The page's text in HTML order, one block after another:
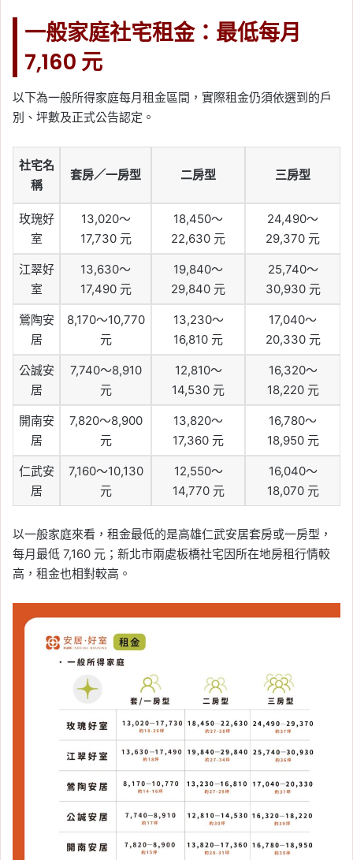
一般家庭社宅租金：最低每月
7,160 元
以下為一般所得家庭每月租金區間，實際租金仍須依選到的戶
別、坪數及正式公告認定。
社宅名
稱
套房／一房型 二房型 三房型
玫瑰好
室
13,020～
17,730 元
18,450～
22,630 元
24,490～
29,370 元
江翠好
室
13,630～
17,490 元
19,840～
29,840 元
25,740～
30,930 元
鶯陶安
居
8,170～10,770
元
13,230～
16,810 元
17,040～
20,330 元
公誠安
居
7,740～8,910
元
12,810～
14,530 元
16,320～
18,220 元
開南安
居
7,820～8,900
元
13,820～
17,360 元
16,780～
18,950 元
仁武安
居
7,160～10,130
元
12,550～
14,770 元
16,040～
18,070 元
以一般家庭來看，租金最低的是高雄仁武安居套房或一房型，
每月最低 7,160 元；新北市兩處板橋社宅因所在地房租行情較
高，租金也相對較高。